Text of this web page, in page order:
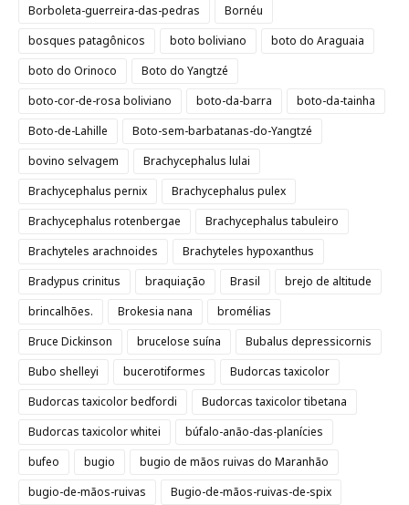
Borboleta-guerreira-das-pedras
Bornéu
bosques patagônicos
boto boliviano
boto do Araguaia
boto do Orinoco
Boto do Yangtzé
boto-cor-de-rosa boliviano
boto-da-barra
boto-da-tainha
Boto-de-Lahille
Boto-sem-barbatanas-do-Yangtzé
bovino selvagem
Brachycephalus lulai
Brachycephalus pernix
Brachycephalus pulex
Brachycephalus rotenbergae
Brachycephalus tabuleiro
Brachyteles arachnoides
Brachyteles hypoxanthus
Bradypus crinitus
braquiação Brasil
brejo de altitude
brincalhões.
Brokesia nana
bromélias
Bruce Dickinson
brucelose suína
Bubalus depressicornis
Bubo shelleyi
bucerotiformes
Budorcas taxicolor
Budorcas taxicolor bedfordi
Budorcas taxicolor tibetana
Budorcas taxicolor whitei
búfalo-anão-das-planícies
bufeo
bugio
bugio de mãos ruivas do Maranhão
bugio-de-mãos-ruivas
Bugio-de-mãos-ruivas-de-spix